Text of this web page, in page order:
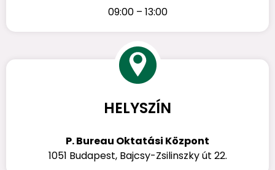
09:00 – 13:00
HELYSZÍN
P. Bureau Oktatási Központ
1051 Budapest, Bajcsy-Zsilinszky út 22.